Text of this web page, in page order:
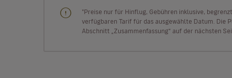
"Preise nur für Hinflug, Gebühren inklusive,
verfügbaren Tarif für das ausgewählte Datum. Die
Abschnitt „Zusammenfassung“ auf der nächsten